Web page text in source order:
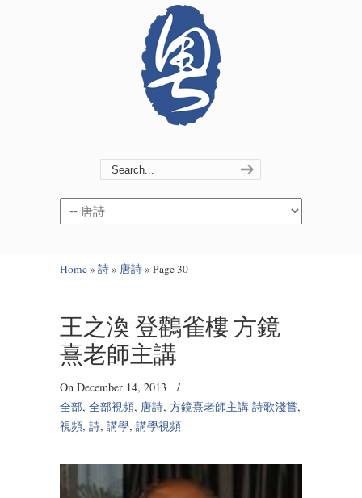
Navigation
Home» 詩» 唐詩» Page 30
王之渙 登鸛雀樓 方鏡
熹老師主講
On December 14, 2013
/
全部, 全部視頻, 唐詩, 方鏡熹老師主講 詩歌淺嘗,
視頻, 詩, 講學, 講學視頻